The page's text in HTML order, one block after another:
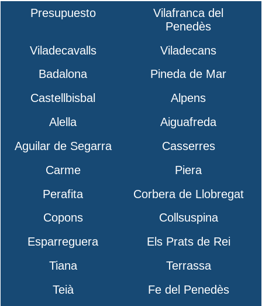
Presupuesto
Vilafranca del
Penedès
Viladecavalls
Viladecans
Badalona
Pineda de Mar
Castellbisbal
Alpens
Alella
Aiguafreda
Aguilar de Segarra
Casserres
Carme
Piera
Perafita
Corbera de Llobregat
Copons
Collsuspina
Esparreguera
Els Prats de Rei
Tiana
Terrassa
Teià
Fe del Penedès